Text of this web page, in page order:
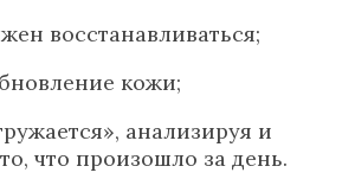
восстанавливаться;
кожи;
анализируя и
что произошло за день.